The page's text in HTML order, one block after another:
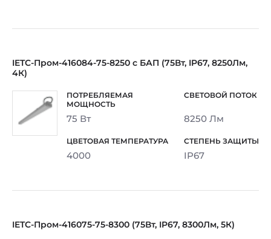
IETC-Пром-416084-75-8250 с БАП (75Вт, IP67, 8250Лм,
4К)
75 Вт 8250 Лм
4000 IP67
IETC-Пром-416075-75-8300 (75Вт, IP67, 8300Лм, 5К)